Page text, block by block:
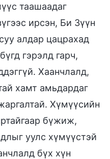
таашаадаг
ирсэн, Би Зүүн
алдар цацрахад
гэрэлд гарч,
Хаанчлалд,
хамт амьдардаг
Хүмүүсийн
бүжиж,
уулс хүмүүстэй
бүх хүн